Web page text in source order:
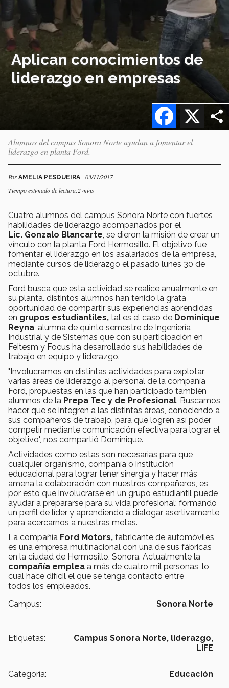
Aplican conocimientos de
liderazgo en empresas
X
Facebook
Alumnos del campus Sonora Norte ayudan a fomentar el
liderazgo en planta Ford.
Por AMELIA PESQUEIRA - 03/11/2017
Tiempo estimado de lectura:2 mins
Cuatro alumnos del campus Sonora Norte con fuertes
habilidades de liderazgo acompañados por el
Lic. Gonzalo Blancarte , se dieron la misión de crear un
vínculo con la planta Ford Hermosillo. El objetivo fue
fomentar el liderazgo en los asalariados de la empresa,
mediante cursos de liderazgo el pasado lunes 30 de
octubre.
Ford busca que esta actividad se realice anualmente en
su planta. distintos alumnos han tenido la grata
oportunidad de compartir sus experiencias aprendidas
en grupos estudiantiles, tal es el caso de Dominique
Reyna , alumna de quinto semestre de Ingeniería
Industrial y de Sistemas que con su participación en
Feitesm y Focus ha desarrollado sus habilidades de
trabajo en equipo y liderazgo.
"Involucramos en distintas actividades para explotar
varias áreas de liderazgo al personal de la compañía
Ford, propuestas en las que han participado también
alumnos de la Prepa Tec y de Profesional. Buscamos
hacer que se integren a las distintas áreas, conociendo a
sus compañeros de trabajo, para que logren así poder
competir mediante comunicación efectiva para lograr el
objetivo", nos compartió Dominique.
Actividades como estas son necesarias para que
cualquier organismo, compañía o institución
educacional para lograr tener sinergia y hacer más
amena la colaboración con nuestros compañeros, es
por esto que involucrarse en un grupo estudiantil puede
ayudar a prepararse para su vida profesional; formando
un perfil de líder y aprendiendo a dialogar asertivamente
para acercarnos a nuestras metas.
La compañía Ford Motors, fabricante de automóviles
es una empresa multinacional con una de sus fábricas
en la ciudad de Hermosillo, Sonora. Actualmente la
compañía emplea a más de cuatro mil personas, lo
cual hace difícil el que se tenga contacto entre
todos los empleados.
Campus:
Sonora Norte
Etiquetas: Campus Sonora Norte, liderazgo,
LIFE
Categoría: Educación